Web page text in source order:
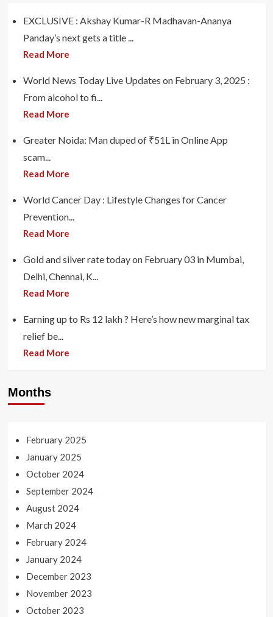
EXCLUSIVE : Akshay Kumar-R Madhavan-Ananya
Panday’s next gets a title ...
Read More
World News Today Live Updates on February 3, 2025 :
From alcohol to fi...
Read More
Greater Noida: Man duped of ₹51L in Online App
scam...
Read More
World Cancer Day : Lifestyle Changes for Cancer
Prevention...
Read More
Gold and silver rate today on February 03 in Mumbai,
Delhi, Chennai, K...
Read More
Earning up to Rs 12 lakh ? Here’s how new marginal tax
relief be...
Read More
Months
February 2025
January 2025
October 2024
September 2024
August 2024
March 2024
February 2024
January 2024
December 2023
November 2023
October 2023